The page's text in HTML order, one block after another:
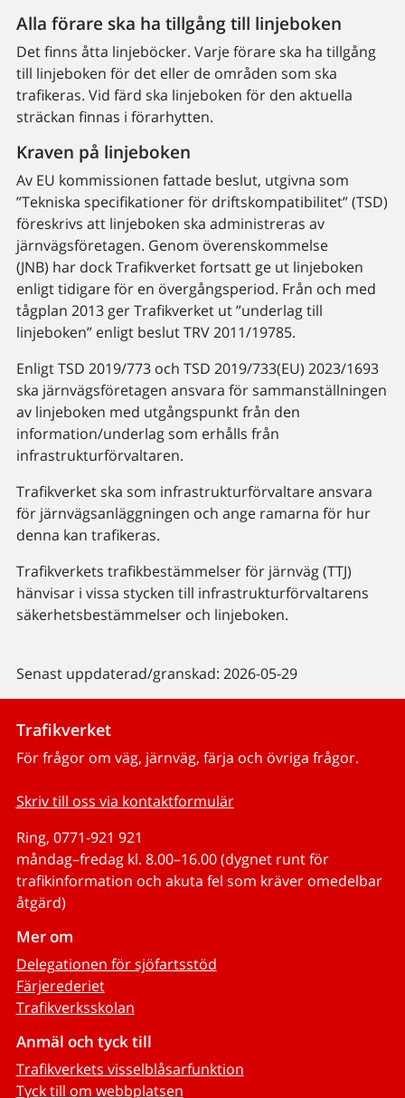
Alla förare ska ha tillgång till linjeboken
Det finns åtta linjeböcker. Varje förare ska ha tillgång
till linjeboken för det eller de områden som ska
trafikeras. Vid färd ska linjeboken för den aktuella
sträckan finnas i förarhytten.
Kraven på linjeboken
Av EU kommissionen fattade beslut, utgivna som
”Tekniska specifikationer för driftskompatibilitet” (TSD)
föreskrivs att linjeboken ska administreras av
järnvägsföretagen. Genom överenskommelse
(JNB) har dock Trafikverket fortsatt ge ut linjeboken
enligt tidigare för en övergångsperiod. Från och med
tågplan 2013 ger Trafikverket ut ”underlag till
linjeboken” enligt beslut TRV 2011/19785.
Enligt TSD 2019/773 och TSD 2019/733(EU) 2023/1693
ska järnvägsföretagen ansvara för sammanställningen
av linjeboken med utgångspunkt från den
information/underlag som erhålls från
infrastrukturförvaltaren.
Trafikverket ska som infrastrukturförvaltare ansvara
för järnvägsanläggningen och ange ramarna för hur
denna kan trafikeras.
Trafikverkets trafikbestämmelser för järnväg (TTJ)
hänvisar i vissa stycken till infrastrukturförvaltarens
säkerhetsbestämmelser och linjeboken.
Senast uppdaterad/granskad: 2026-05-29
Trafikverket
För frågor om väg, järnväg, färja och övriga frågor.
Skriv till oss via kontaktformulär
Ring, 0771-921 921
måndag–fredag kl. 8.00–16.00 (dygnet runt för
trafikinformation och akuta fel som kräver omedelbar
åtgärd)
Mer om
Delegationen för sjöfartsstöd
Färjerederiet
Trafikverksskolan
Anmäl och tyck till
Trafikverkets visselblåsarfunktion
Tyck till om webbplatsen